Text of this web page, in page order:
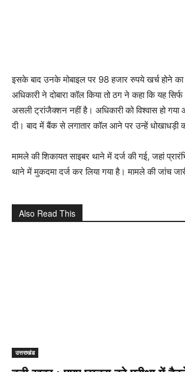
इसके बाद उनके मोबाइल पर 98 हजार रुपये खर्च होने
अधिकारी ने दोबारा कॉल किया तो ठग ने कहा कि यह
असली ट्रांजैक्शन नहीं है। अधिकारी को विश्वास हो
दी। बाद में बैंक से लगातार कॉल आने पर उन्हें
मामले की शिकायत साइबर थाने में दर्ज की गई, जहां
थाने में मुकदमा दर्ज कर लिया गया है। मामले की जांच
Also Read This
उत्तराखंड